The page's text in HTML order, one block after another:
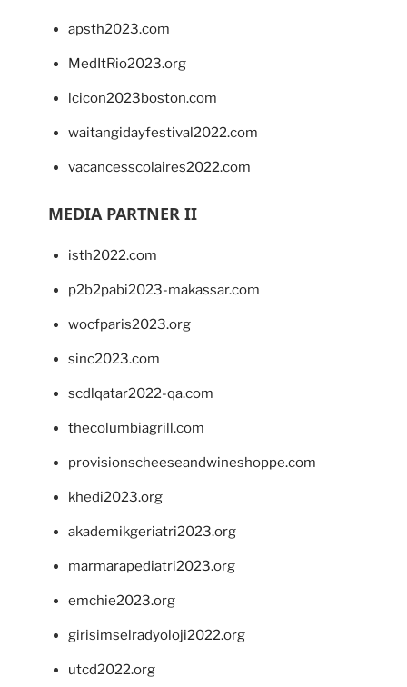
apsth2023.com
MedItRio2023.org
lcicon2023boston.com
waitangidayfestival2022.com
vacancesscolaires2022.com
MEDIA PARTNER II
isth2022.com
p2b2pabi2023-makassar.com
wocfparis2023.org
sinc2023.com
scdlqatar2022-qa.com
thecolumbiagrill.com
provisionscheeseandwineshoppe.com
khedi2023.org
akademikgeriatri2023.org
marmarapediatri2023.org
emchie2023.org
girisimselradyoloji2022.org
utcd2022.org